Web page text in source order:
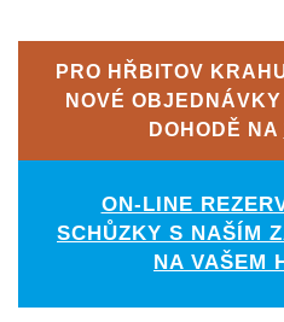
PRO HŘBITOV
NOVÉ
DOHODĚ NA
ON-LINE
SCHŮZKY S NAŠÍM
NA VAŠEM